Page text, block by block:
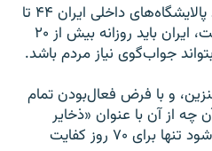
با احتساب این که میزان تولید پالایشگاه‌های داخلی ایران ۴۴ تا
۴۵ میلیون لیتر اعلام شده است، ایران باید روزانه بیش از ۲۰
جواب‌گوی نیاز مردم باشد.
و با فرض فعال‌بودن تمام
چه از آن با عنوان «ذخایر
استراتژیک بنزین» نام برده می‌شود تنها برای ۷۰ روز کفایت